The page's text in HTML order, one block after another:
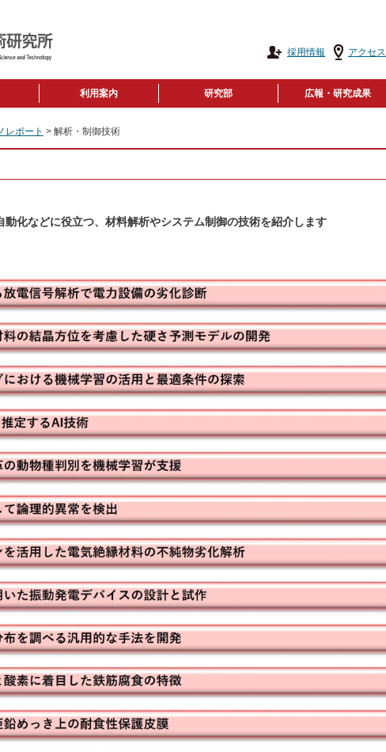
採用情報 アクセス
利用案内 研究部 広報・研究成果
レポート > 解析・制御技術
動化などに役立つ、材料解析やシステム制御の技術を紹介します